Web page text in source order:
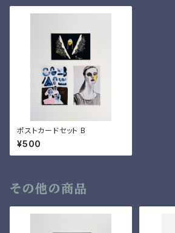
ポストカードセット B
¥500
その他の商品